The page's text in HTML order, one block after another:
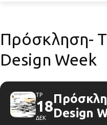
Πρόσκληση-
Design Week
ΤΡ
18
ΔΕΚ
Design